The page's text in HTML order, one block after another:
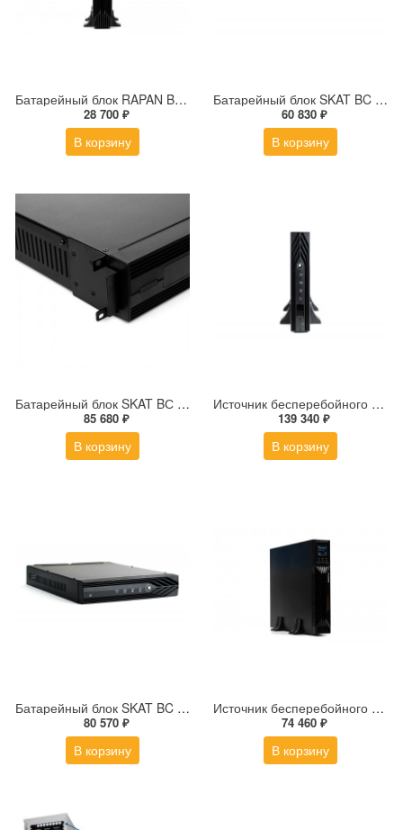
Батарейный блок RAPAN BC 24/9S
28 700 ₽
В корзину
Батарейный блок SKAT BC 48/18S RACK
60 830 ₽
В корзину
Батарейный блок SKAT BС 48/18 RACK
85 680 ₽
В корзину
Источник бесперебойного питания SKAT-UPS 3000-RACK-ON-6X9
139 340 ₽
В корзину
Батарейный блок SKAT BC 72/9 RACK
80 570 ₽
В корзину
Источник бесперебойного питания RAPAN-UPS 3000-RACK-IN-4X9-E
74 460 ₽
В корзину